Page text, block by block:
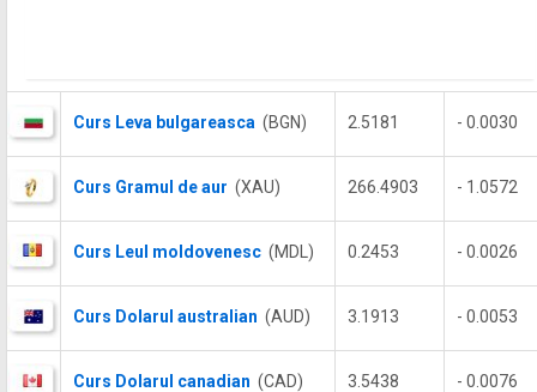
Curs Leva bulgareasca (BGN) 2.5181 - 0.0030
Curs Gramul de aur (XAU) 266.4903 - 1.0572
Curs Leul moldovenesc (MDL) 0.2453 - 0.0026
Curs Dolarul australian (AUD) 3.1913 - 0.0053
Curs Dolarul canadian (CAD) 3.5438 - 0.0076